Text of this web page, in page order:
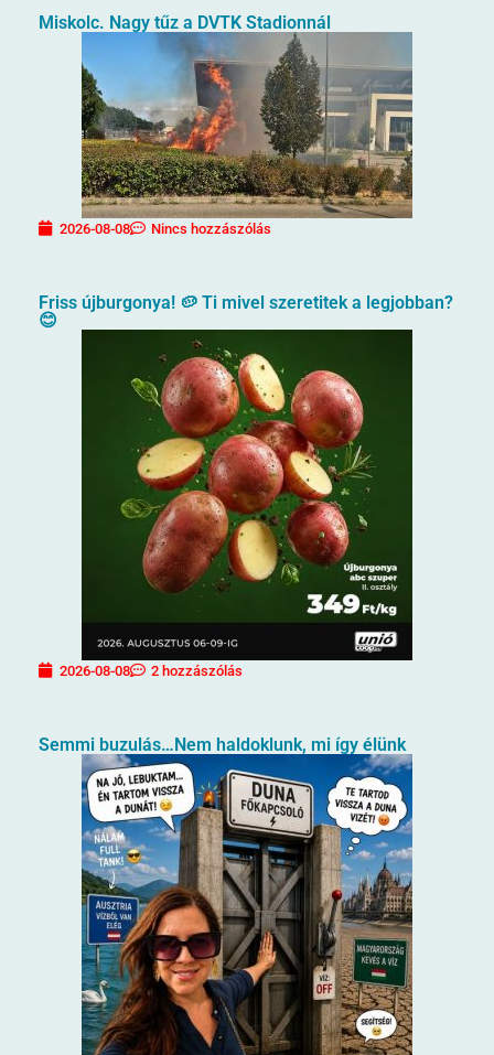
Miskolc. Nagy tűz a DVTK Stadionnál
2026-08-08 Nincs hozzászólás
Friss újburgonya! 🥔 Ti mivel szeretitek a legjobban?
😊
2026-08-08 2 hozzászólás
Semmi buzulás…Nem haldoklunk, mi így élünk